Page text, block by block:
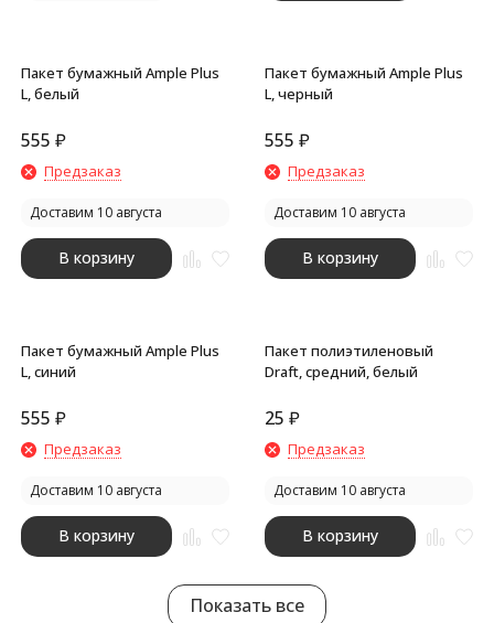
Пакет бумажный Ample Plus
L, белый
555 ₽
Предзаказ
Доставим 10 августа
В корзину
Пакет бумажный Ample Plus
L, черный
555 ₽
Предзаказ
Доставим 10 августа
В корзину
Пакет бумажный Ample Plus
L, синий
555 ₽
Предзаказ
Доставим 10 августа
В корзину
Пакет полиэтиленовый
Draft, средний, белый
25 ₽
Предзаказ
Доставим 10 августа
В корзину
Показать все